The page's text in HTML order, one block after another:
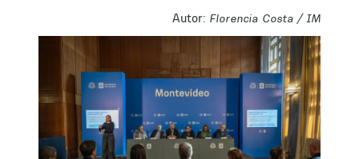
Autor: Florencia Costa / IM